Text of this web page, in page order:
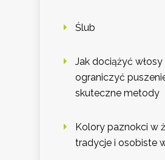
Ślub
Jak dociążyć włosy
ograniczyć
skuteczne metody
Kolory paznokci w
tradycje i osobiste